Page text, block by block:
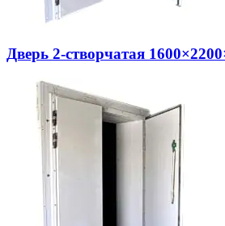
Дверь 2-створчатая